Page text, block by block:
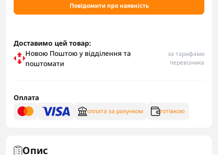
Повідомити про наявність
Доставимо цей товар:
Новою Поштою у відділення та
поштомати
за тарифами
перевізника
Оплата
оплата за рахунком готівкою
Опис